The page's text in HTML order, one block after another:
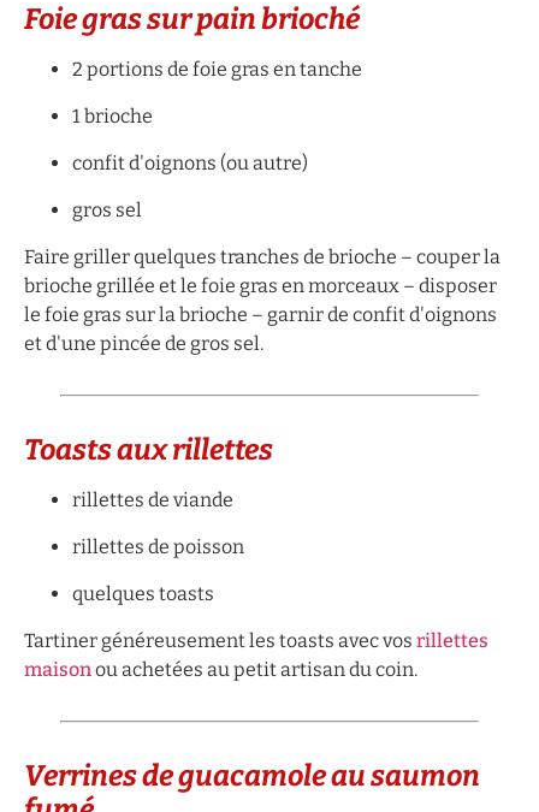
Foie gras sur pain brioché
2 portions de foie gras en tanche
1 brioche
confit d'oignons (ou autre)
gros sel
Faire griller quelques tranches de brioche – couper la
brioche grillée et le foie gras en morceaux – disposer
le foie gras sur la brioche – garnir de confit d'oignons
et d'une pincée de gros sel.
Toasts aux rillettes
rillettes de viande
rillettes de poisson
quelques toasts
Tartiner généreusement les toasts avec vos rillettes
maisonou achetées au petit artisan du coin.
Verrines de guacamole au saumon